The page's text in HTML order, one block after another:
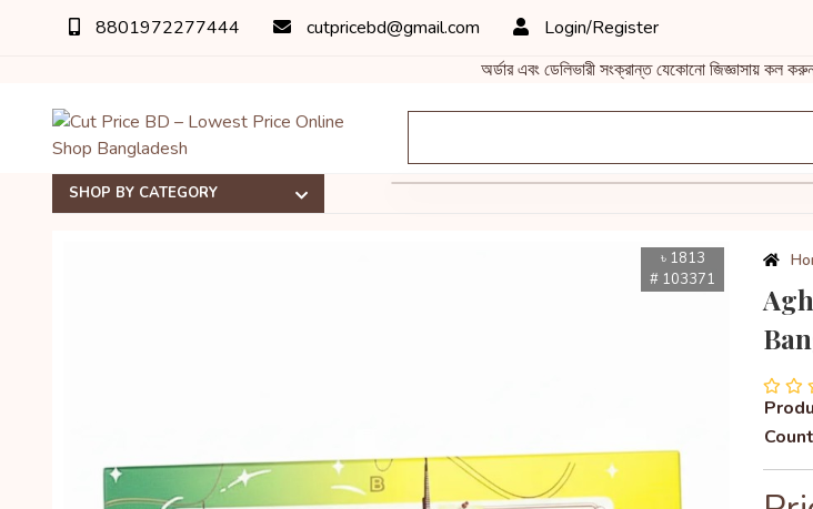
8801972277444 cutpricebd@gmail.com Login/Register
অর্ডার এবং ডেলিভারী সংক্রান্ত যেকোনো
SHOP BY CATEGORY
৳ 1813
# 103371